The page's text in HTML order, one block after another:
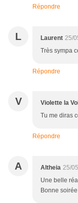
Répondre
L Laurent 25/
Très sympa
Répondre
V Violette la
Tu me diras
Répondre
A Altheia 25/
Une belle
Bonne